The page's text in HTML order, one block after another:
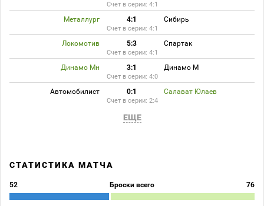
Счет в серии: 4:1
Металлург 4:1 Сибирь
Счет в серии: 4:1
Локомотив 5:3 Спартак
Счет в серии: 4:1
Динамо Мн 3:1 Динамо М
Счет в серии: 4:0
Автомобилист 0:1 Салават Юлаев
Счет в серии: 2:4
ЕЩЕ
СТАТИСТИКА МАТЧА
52 Броски всего 76